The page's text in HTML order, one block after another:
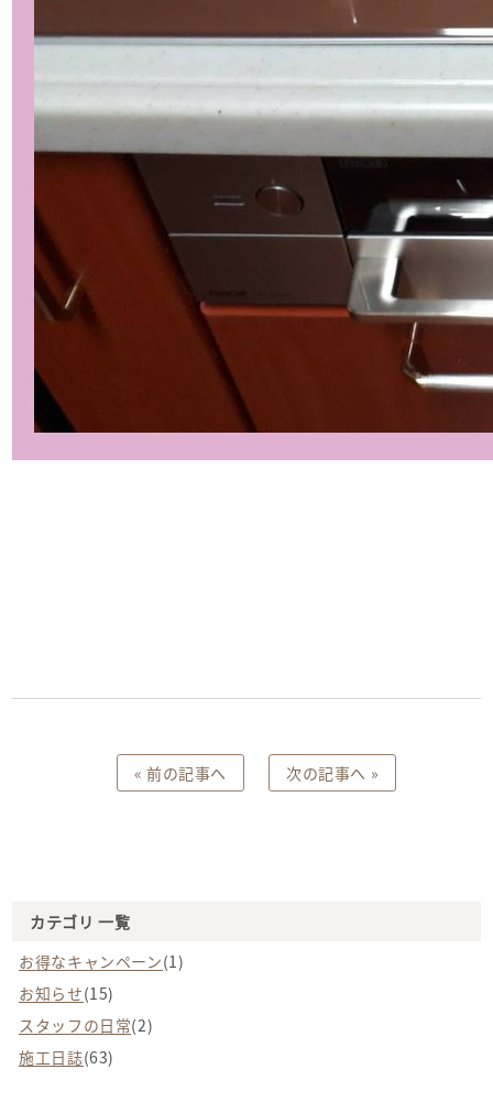
« 前の記事へ 次の記事へ »
カテゴリ 一覧
お得なキャンペーン(1)
お知らせ(15)
スタッフの日常(2)
施工日誌(63)